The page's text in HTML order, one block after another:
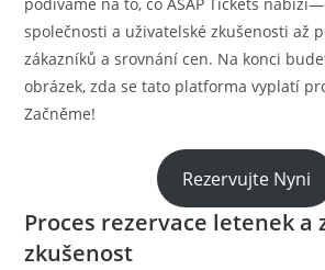
společnosti a uživatelské zkušenosti až
zákazníků a srovnání cen. Na konci
obrázek, zda se tato platforma vyplatí
Začněme!
Rezervujte Nyni
Proces rezervace letenek a
zkušenost